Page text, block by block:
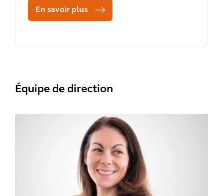
En savoir plus
Équipe de direction